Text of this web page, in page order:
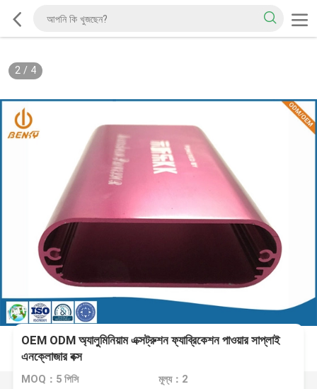
2/ 4
OEM ODM অ্যালুমিনিয়াম এক্সট্রুশন ফ্যাব্রিকেশন পাওয়ার সাপ্লাই
এনক্লোজার বক্স
MOQ：5 পিসি মূল্য：2